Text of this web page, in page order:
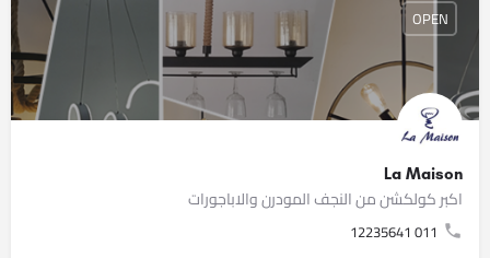
La Maison
اكبر كولكشن من النجف المودرن والاباجورات
011 12235641
OPEN